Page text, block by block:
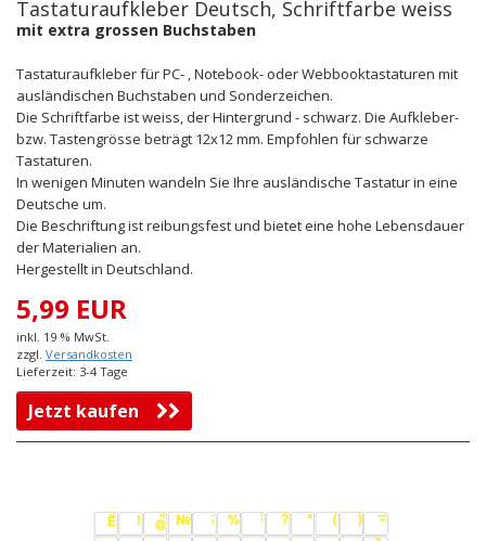
Tastaturaufkleber Deutsch, Schriftfarbe weiss
mit extra grossen Buchstaben
Tastaturaufkleber für PC- , Notebook- oder Webbooktastaturen mit
ausländischen Buchstaben und Sonderzeichen.
Die Schriftfarbe ist weiss, der Hintergrund - schwarz. Die Aufkleber-
bzw. Tastengrösse beträgt 12x12 mm. Empfohlen für schwarze
Tastaturen.
In wenigen Minuten wandeln Sie Ihre ausländische Tastatur in eine
Deutsche um.
Die Beschriftung ist reibungsfest und bietet eine hohe Lebensdauer
der Materialien an.
Hergestellt in Deutschland.
5,99 EUR
inkl. 19 % MwSt.
zzgl. Versandkosten
Lieferzeit: 3-4 Tage
Jetzt kaufen